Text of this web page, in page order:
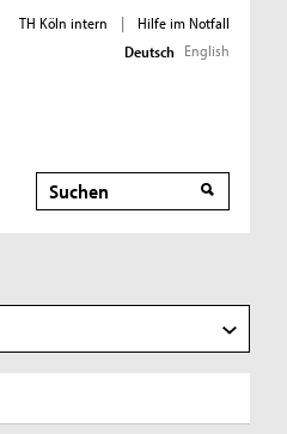
TH Köln intern |
Hilfe im Notfall
Deutsch English
Suche